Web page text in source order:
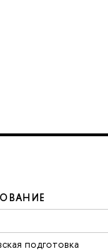
подготовка